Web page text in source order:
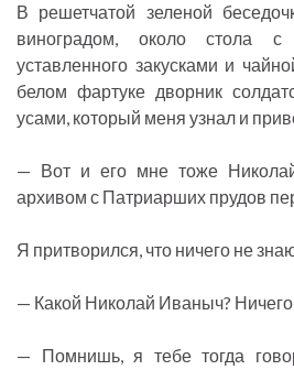
В решетчатой зеленой
виноградом, около стола с
уставленного закусками и
белом фартуке дворник
усами, который меня узнал и
— Вот и его мне тоже
архивом с Патриарших прудов
Я притворился, что ничего не
— Какой Николай Иваныч?
— Помнишь, я тебе тогда